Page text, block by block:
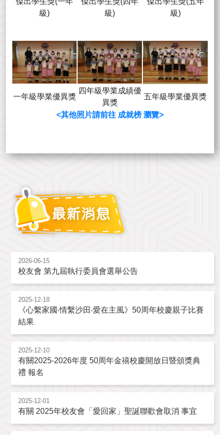
級)
級)
級)
一年級學業優異獎
四年級學業成績優
異獎
五年級學業優異獎
<其他照片請前往 成就榜 瀏覽>
2026-06-15
校友會 第九屆執行委員會選舉公告
2025-12-18
《心繫家國‧情繫沙田‧愛在主風》50周年校慶親子比賽
結果
2025-12-10
有關2025-2026年度 50周年金禧校慶開放日暨頒獎典
禮 報名
2025-12-01
有關 2025年校友會「愛回家」聖誕聯歡會取消 事宜